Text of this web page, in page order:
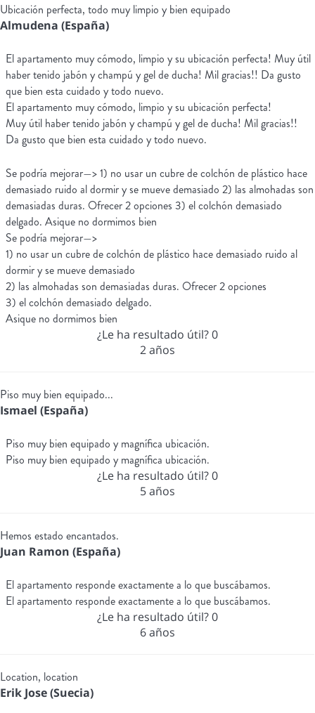
Ubicación perfecta, todo muy limpio y bien equipado
Almudena (España)
El apartamento muy cómodo, limpio y su ubicación perfecta! Muy útil
haber tenido jabón y champú y gel de ducha! Mil gracias!! Da gusto
que bien esta cuidado y todo nuevo.
El apartamento muy cómodo, limpio y su ubicación perfecta!
Muy útil haber tenido jabón y champú y gel de ducha! Mil gracias!!
Da gusto que bien esta cuidado y todo nuevo.
Se podría mejorar—> 1) no usar un cubre de colchón de plástico hace
demasiado ruido al dormir y se mueve demasiado 2) las almohadas son
demasiadas duras. Ofrecer 2 opciones 3) el colchón demasiado
delgado. Asique no dormimos bien
Se podría mejorar—>
1) no usar un cubre de colchón de plástico hace demasiado ruido al
dormir y se mueve demasiado
2) las almohadas son demasiadas duras. Ofrecer 2 opciones
3) el colchón demasiado delgado.
Asique no dormimos bien
¿Le ha resultado útil?0
2 años
Piso muy bien equipado...
Ismael (España)
Piso muy bien equipado y magnífica ubicación.
Piso muy bien equipado y magnífica ubicación.
¿Le ha resultado útil?0
5 años
Hemos estado encantados.
Juan Ramon (España)
El apartamento responde exactamente a lo que buscábamos.
El apartamento responde exactamente a lo que buscábamos.
¿Le ha resultado útil?0
6 años
Location, location
Erik Jose (Suecia)